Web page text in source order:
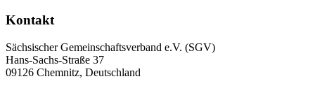
Kontakt
Sächsischer Gemeinschaftsverband e.V. (SGV)
Hans-Sachs-Straße 37
09126 Chemnitz, Deutschland